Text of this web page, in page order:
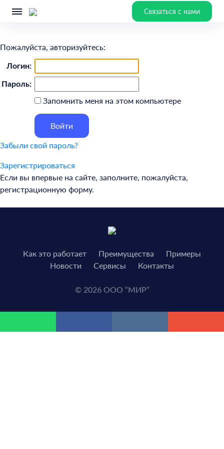
Связаться с нами
Пожалуйста, авторизуйтесь:
Логин:
Пароль:
Запомнить меня на этом компьютере
Забыли свой пароль?
Зарегистрироваться
Если вы впервые на сайте, заполните, пожалуйста,
регистрационную форму.
Как это работает Преимущества
Примеры
Новости
Сервисы Контакты
© 2026 ООО “МИР”